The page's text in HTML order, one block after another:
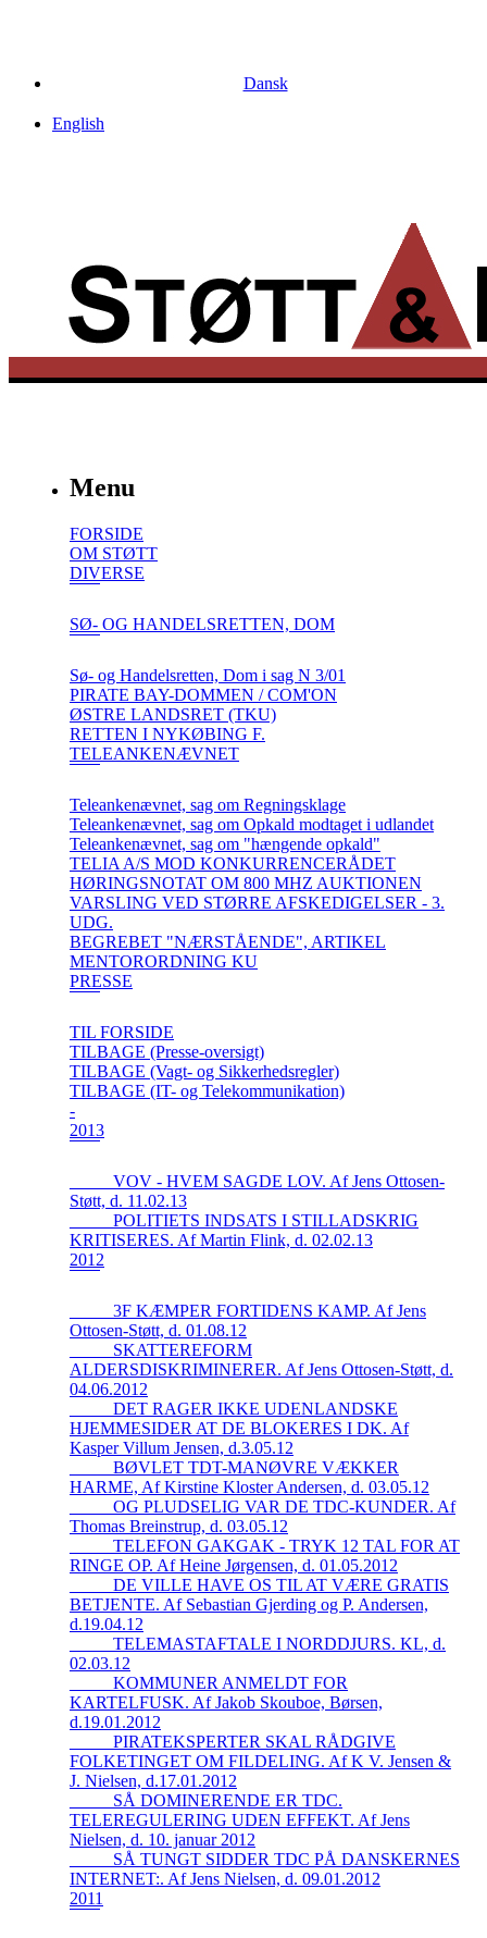
Dansk
English
Menu
FORSIDE
OM STØTT
DIVERSE
SØ- OG HANDELSRETTEN, DOM
Sø- og Handelsretten, Dom i sag N 3/01
PIRATE BAY-DOMMEN / COM'ON
ØSTRE LANDSRET (TKU)
RETTEN I NYKØBING F.
TELEANKENÆVNET
Teleankenævnet, sag om Regningsklage
Teleankenævnet, sag om Opkald modtaget i udlandet
Teleankenævnet, sag om "hængende opkald"
TELIA A/S MOD KONKURRENCERÅDET
HØRINGSNOTAT OM 800 MHZ AUKTIONEN
VARSLING VED STØRRE AFSKEDIGELSER - 3.
UDG.
BEGREBET "NÆRSTÅENDE", ARTIKEL
MENTORORDNING KU
PRESSE
TIL FORSIDE
TILBAGE (Presse-oversigt)
TILBAGE (Vagt- og Sikkerhedsregler)
TILBAGE (IT- og Telekommunikation)
-
2013
_____VOV - HVEM SAGDE LOV. Af Jens Ottosen-
Støtt, d. 11.02.13
_____POLITIETS INDSATS I STILLADSKRIG
KRITISERES. Af Martin Flink, d. 02.02.13
2012
_____3F KÆMPER FORTIDENS KAMP. Af Jens
Ottosen-Støtt, d. 01.08.12
_____SKATTEREFORM
ALDERSDISKRIMINERER. Af Jens Ottosen-Støtt, d.
04.06.2012
_____DET RAGER IKKE UDENLANDSKE
HJEMMESIDER AT DE BLOKERES I DK. Af
Kasper Villum Jensen, d.3.05.12
_____BØVLET TDT-MANØVRE VÆKKER
HARME, Af Kirstine Kloster Andersen, d. 03.05.12
_____OG PLUDSELIG VAR DE TDC-KUNDER. Af
Thomas Breinstrup, d. 03.05.12
_____TELEFON GAKGAK - TRYK 12 TAL FOR AT
RINGE OP. Af Heine Jørgensen, d. 01.05.2012
_____DE VILLE HAVE OS TIL AT VÆRE GRATIS
BETJENTE. Af Sebastian Gjerding og P. Andersen,
d.19.04.12
_____TELEMASTAFTALE I NORDDJURS. KL, d.
02.03.12
_____KOMMUNER ANMELDT FOR
KARTELFUSK. Af Jakob Skouboe, Børsen,
d.19.01.2012
_____PIRATEKSPERTER SKAL RÅDGIVE
FOLKETINGET OM FILDELING. Af K V. Jensen &
J. Nielsen, d.17.01.2012
_____SÅ DOMINERENDE ER TDC.
TELEREGULERING UDEN EFFEKT. Af Jens
Nielsen, d. 10. januar 2012
_____SÅ TUNGT SIDDER TDC PÅ DANSKERNES
INTERNET:. Af Jens Nielsen, d. 09.01.2012
2011